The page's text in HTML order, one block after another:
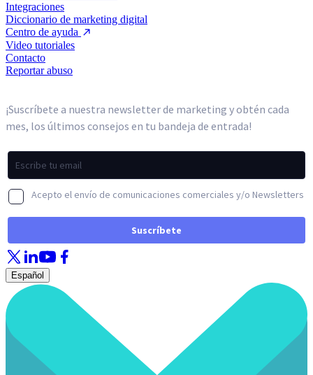
Integraciones
Diccionario de marketing digital
Centro de ayuda
Video tutoriales
Contacto
Reportar abuso
Español